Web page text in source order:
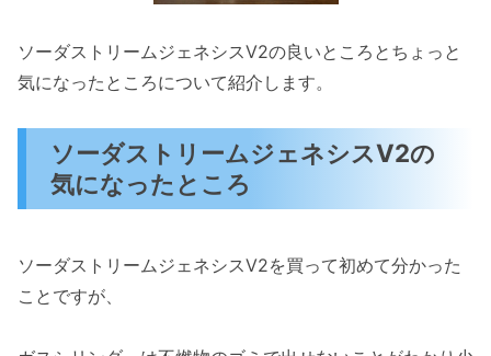
ソーダストリームジェネシスV2の良いところとちょっと
気になったところについて紹介します。
ソーダストリームジェネシスV2の
気になったところ
ソーダストリームジェネシスV2を買って初めて分かった
ことですが、